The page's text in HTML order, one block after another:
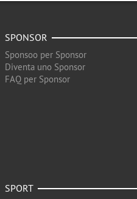
SPONSOR
Sponsoo per Sponsor
Diventa uno Sponsor
FAQ per Sponsor
SPORT